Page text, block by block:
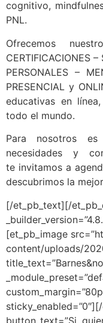
cognitivo,
PNL.
Ofrecemos
CERTIFICACIONES –
PERSONALES –
PRESENCIAL y
educativas en
todo el mundo.
Para nosotros
necesidades y
te invitamos a
descubrimos la
[/et_pb_text][/
[et_pb_image
content/uploads/
button_text=”Si,